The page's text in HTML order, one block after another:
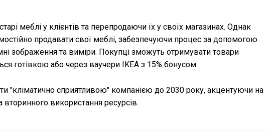
меблі у клієнтів та перепродаючи їх у своїх магазинах. Однак
продавати свої меблі, забезпечуючи процес за допомогою
зображення та виміри. Покупці зможуть отримувати товари
готівкою або через ваучери IKEA з 15% бонусом.
"кліматично сприятливою" компанією до 2030 року, акцентуючи на
використання ресурсів.